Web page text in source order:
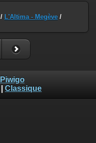
/ L'Altima - Megève /
Piwigo
Classique